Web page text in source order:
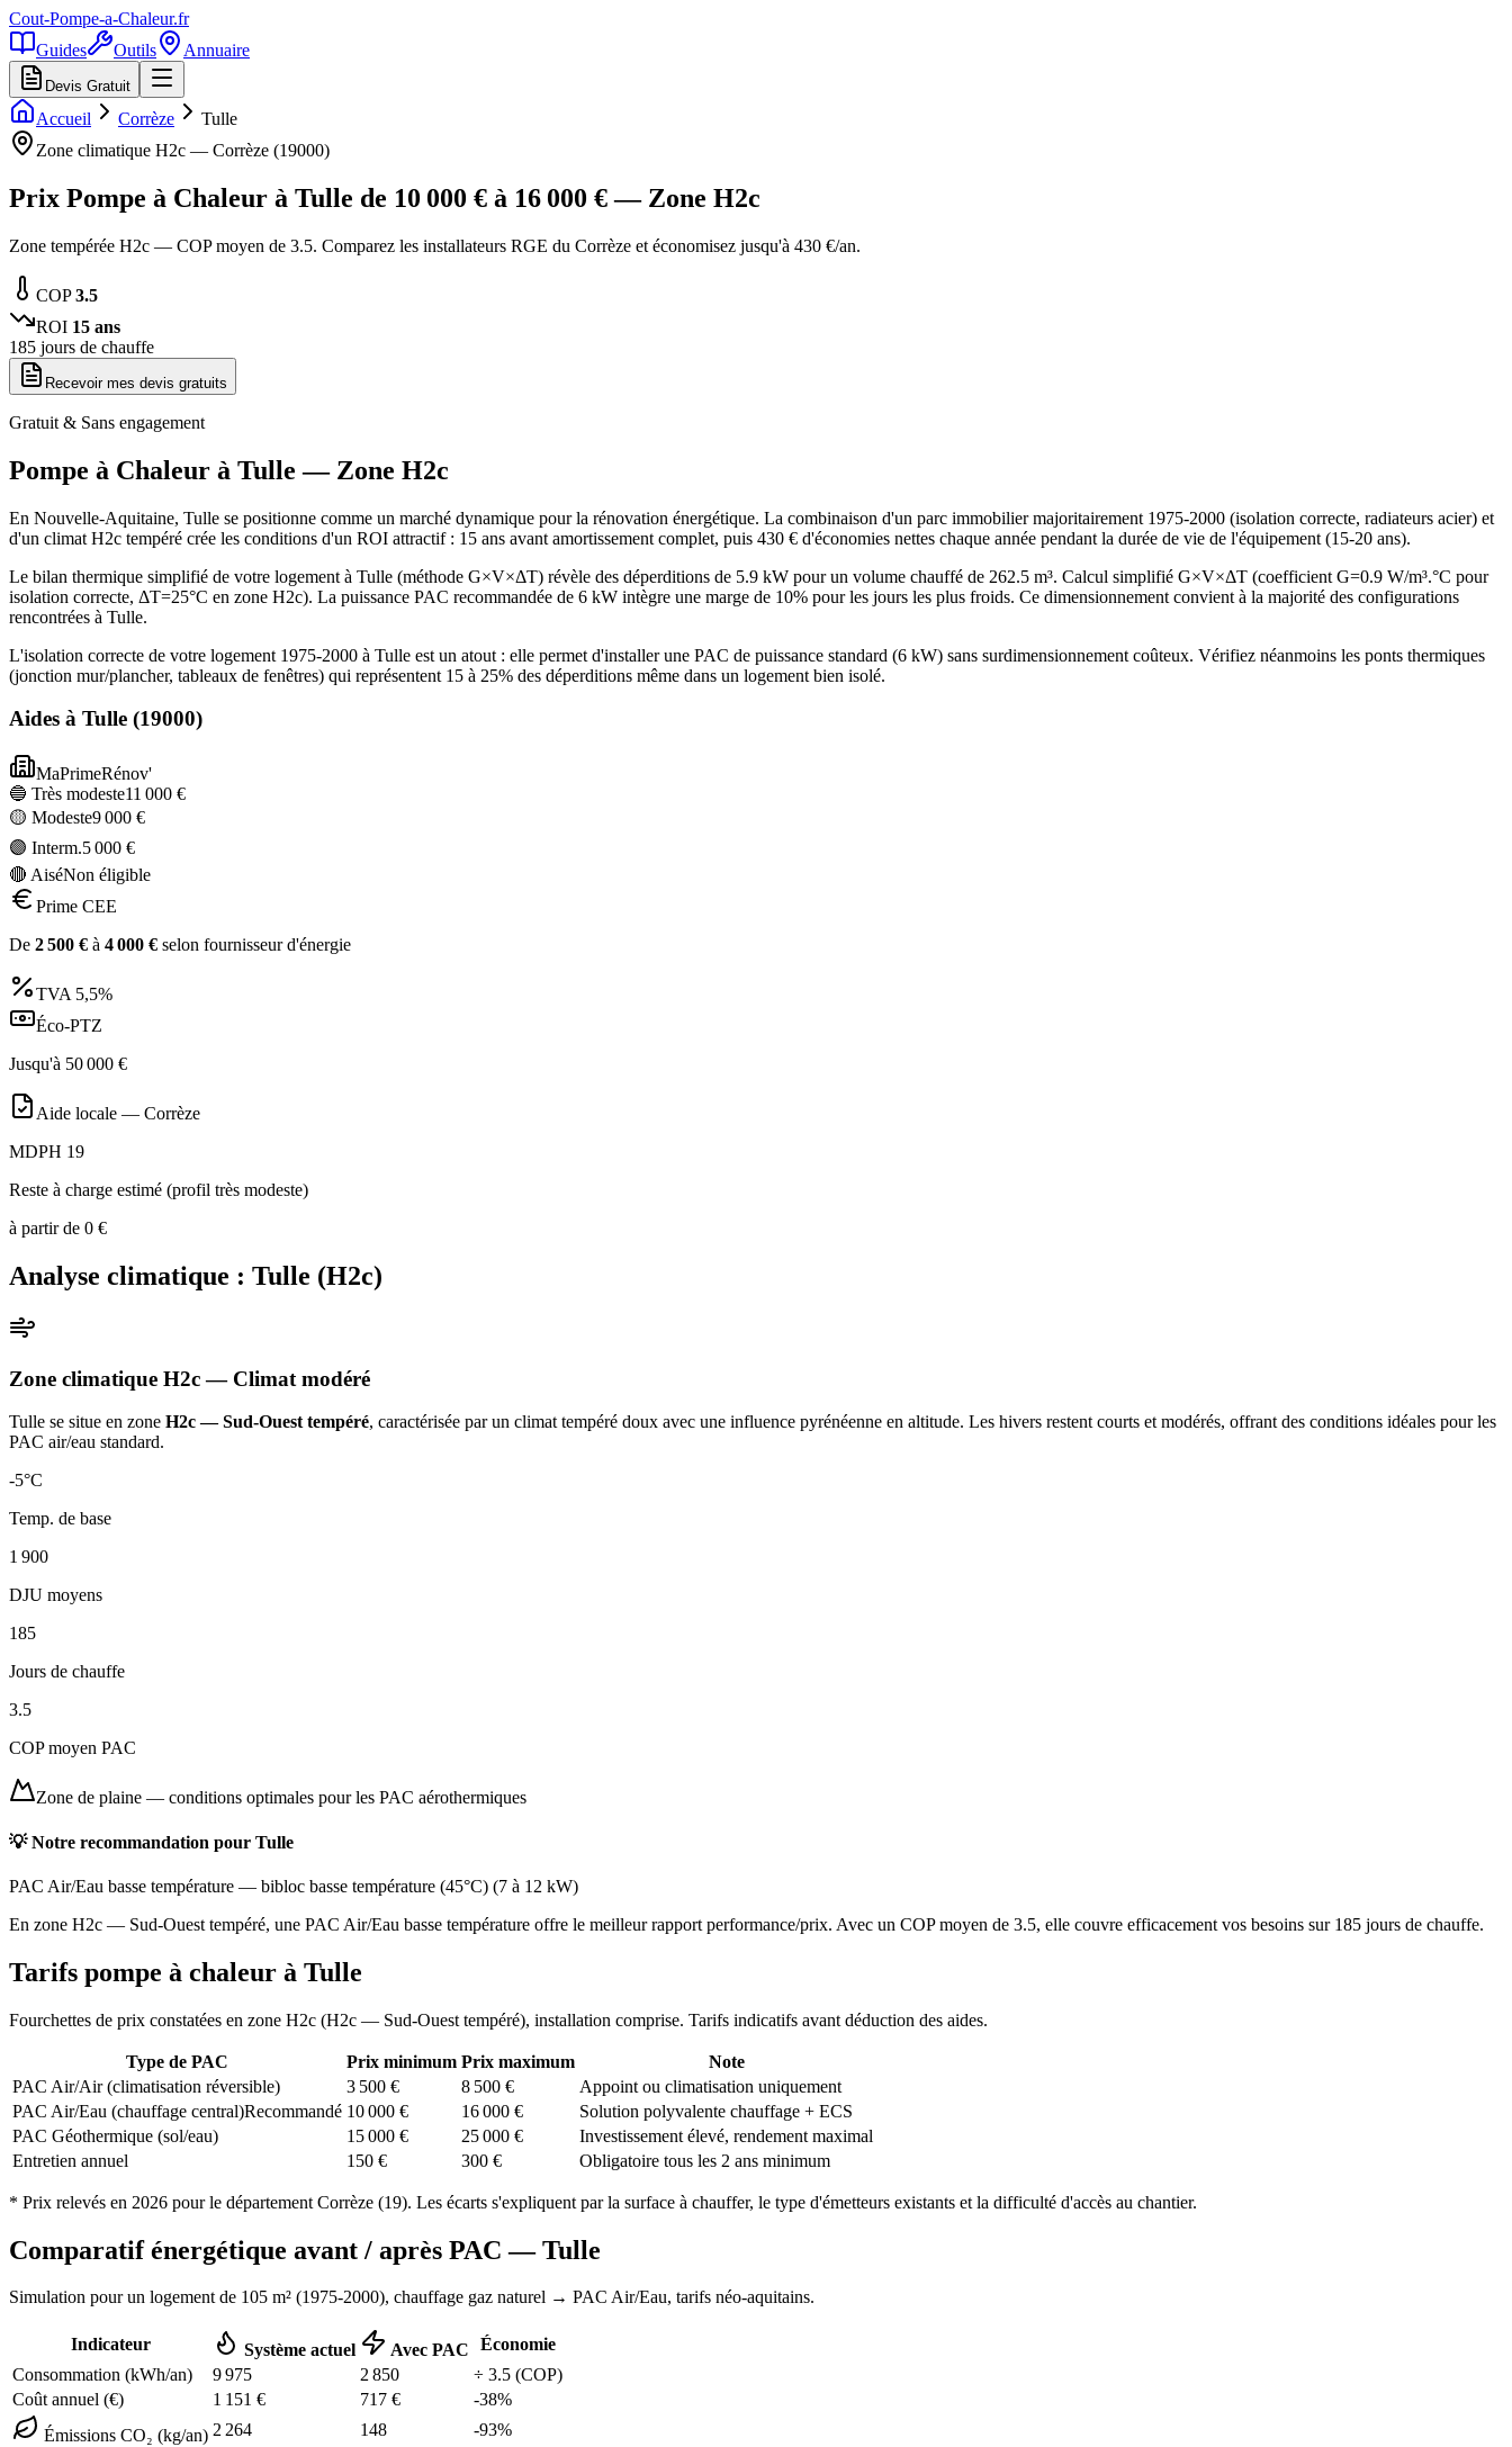
Cout-Pompe-a-Chaleur.fr
Guides
Outils Annuaire
Devis Gratuit
Accueil Corrèze
Tulle
Zone climatique H2c — Corrèze (19000)
Prix Pompe à Chaleur à Tulle de 10 000 € à 16 000 € — Zone H2c
Zone tempérée H2c — COP moyen de 3.5. Comparez les installateurs RGE du Corrèze et économisez jusqu'à 430 €/an.
COP3.5
ROI 15 ans
185 jours de chauffe
Recevoir mes devis gratuits
Gratuit & Sans engagement
Pompe à Chaleur à Tulle — Zone H2c
En Nouvelle-Aquitaine, Tulle se positionne comme un marché dynamique pour la rénovation énergétique. La combinaison d'un parc immobilier majoritairement 1975-2000 (isolation correcte, radiateurs acier) et
d'un climat H2c tempéré crée les conditions d'un ROI attractif : 15 ans avant amortissement complet, puis 430 € d'économies nettes chaque année pendant la durée de vie de l'équipement (15-20 ans).
Le bilan thermique simplifié de votre logement à Tulle (méthode G×V×ΔT) révèle des déperditions de 5.9 kW pour un volume chauffé de 262.5 m³. Calcul simplifié G×V×ΔT (coefficient G=0.9 W/m³.°C pour
isolation correcte, ΔT=25°C en zone H2c). La puissance PAC recommandée de 6 kW intègre une marge de 10% pour les jours les plus froids. Ce dimensionnement convient à la majorité des configurations
rencontrées à Tulle.
L'isolation correcte de votre logement 1975-2000 à Tulle est un atout : elle permet d'installer une PAC de puissance standard (6 kW) sans surdimensionnement coûteux. Vérifiez néanmoins les ponts thermiques
(jonction mur/plancher, tableaux de fenêtres) qui représentent 15 à 25% des déperditions même dans un logement bien isolé.
Aides à Tulle (19000)
MaPrimeRénov'
🔵 Très modeste11 000 €
🟡 Modeste9 000 €
🟣 Interm.5 000 €
🔴 AiséNon éligible
Prime CEE
De 2 500 € à 4 000 € selon fournisseur d'énergie
TVA 5,5%
Éco-PTZ
Jusqu'à 50 000 €
Aide locale — Corrèze
MDPH 19
Reste à charge estimé (profil très modeste)
à partir de 0 €
Analyse climatique : Tulle (H2c)
Zone climatique H2c— Climat modéré
Tulle se situe en zone H2c — Sud-Ouest tempéré, caractérisée par un climat tempéré doux avec une influence pyrénéenne en altitude. Les hivers restent courts et modérés, offrant des conditions idéales pour les
PAC air/eau standard.
-5°C
Temp. de base
1 900
DJU moyens
185
Jours de chauffe
3.5
COP moyen PAC
Zone de plaine — conditions optimales pour les PAC aérothermiques
💡 Notre recommandation pour Tulle
PAC Air/Eau basse température — bibloc basse température (45°C) (7 à 12 kW)
En zone H2c — Sud-Ouest tempéré, une PAC Air/Eau basse température offre le meilleur rapport performance/prix. Avec un COP moyen de 3.5, elle couvre efficacement vos besoins sur 185 jours de chauffe.
Tarifs pompe à chaleur à Tulle
Fourchettes de prix constatées en zone H2c (H2c — Sud-Ouest tempéré), installation comprise. Tarifs indicatifs avant déduction des aides.
Type de PAC Prix minimum Prix maximum
Note
PAC Air/Air (climatisation réversible)
3 500 € 8 500 €
Appoint ou climatisation uniquement
PAC Air/Eau (chauffage central)Recommandé 10 000 € 16 000 €
Solution polyvalente chauffage + ECS
PAC Géothermique (sol/eau)
15 000 € 25 000 €
Investissement élevé, rendement maximal
Entretien annuel
150 € 300 € Obligatoire tous les 2 ans minimum
* Prix relevés en 2026 pour le département Corrèze (19). Les écarts s'expliquent par la surface à chauffer, le type d'émetteurs existants et la difficulté d'accès au chantier.
Comparatif énergétique avant / après PAC —Tulle
Simulation pour un logement de 105 m² (1975-2000), chauffage gaz naturel → PAC Air/Eau, tarifs néo-aquitains.
Indicateur Système actuel Avec PAC
Économie
Consommation (kWh/an)
9 975 2 850 ÷ 3.5 (COP)
Coût annuel (€)
1 151 € 717 € -38%
Émissions CO₂ (kg/an) 2 264 148 -93%